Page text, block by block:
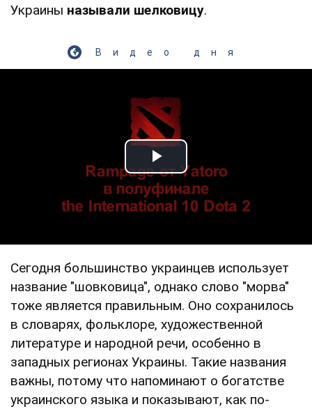
Украины называли шелковицу.
Видео дня
Play Video
Сегодня большинство украинцев использует
название "шовковица", однако слово "морва"
тоже является правильным. Оно сохранилось
в словарях, фольклоре, художественной
литературе и народной речи, особенно в
западных регионах Украины. Такие названия
важны, потому что напоминают о богатстве
украинского языка и показывают, как по-